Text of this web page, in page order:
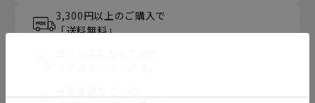
3,300円以上のご購入で
「送料無料」